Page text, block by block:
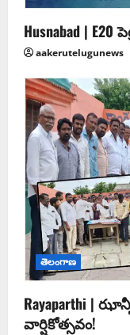
Husnabad | E20
aakerutelugunews
తెలంగాణ
Rayaparthi |
వార్షికోత్సవం!